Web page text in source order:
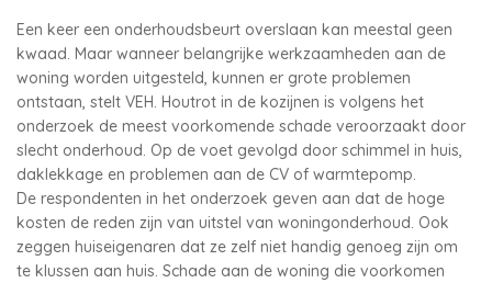
Een keer een onderhoudsbeurt overslaan kan meestal geen
kwaad. Maar wanneer belangrijke werkzaamheden aan de
woning worden uitgesteld, kunnen er grote problemen
ontstaan, stelt VEH. Houtrot in de kozijnen is volgens het
onderzoek de meest voorkomende schade veroorzaakt door
slecht onderhoud. Op de voet gevolgd door schimmel in huis,
daklekkage en problemen aan de CV of warmtepomp.
De respondenten in het onderzoek geven aan dat de hoge
kosten de reden zijn van uitstel van woningonderhoud. Ook
zeggen huiseigenaren dat ze zelf niet handig genoeg zijn om
te klussen aan huis. Schade aan de woning die voorkomen